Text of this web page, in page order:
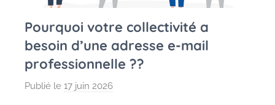
Pourquoi votre collectivité a
besoin d’une adresse e-mail
professionnelle ??
Publié le 17 juin 2026